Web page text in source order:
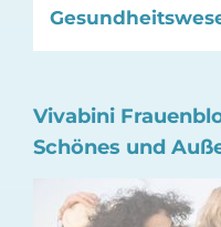
Vivabini
Schönes und